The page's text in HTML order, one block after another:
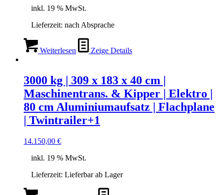
inkl. 19 % MwSt.
Lieferzeit: nach Absprache
Weiterlesen Zeige Details
3000 kg | 309 x 183 x 40 cm |
Maschinentrans. & Kipper | Elektro |
80 cm Aluminiumaufsatz | Flachplane
| Twintrailer+1
14.150,00 €
inkl. 19 % MwSt.
Lieferzeit: Lieferbar ab Lager